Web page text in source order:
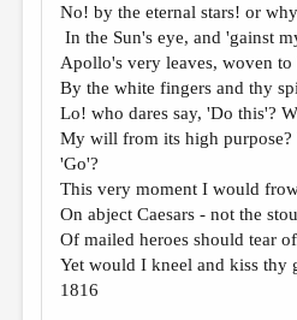
РЕДКОЛЛЕГИЯ
ОТ РЕДАКЦИИ
МАЛАЯ ПРОЗА
ЭССЕИСТИКА
ЛИТЕРАТУРОВЕДЕНИЕ
КУЛЬТУРОВЕДЕНИЕ
ПУБЛИЦИСТИКА
No! by the eternal stars! or
In the Sun's eye, and 'gainst
Apollo's very leaves, woven to
By the white fingers and thy
Lo! who dares say, 'Do this'?
My will from its high purpose?
'Go'?
This very moment I would
On abject Caesars - not the
Of mailed heroes should tear
Yet would I kneel and kiss thy
1816